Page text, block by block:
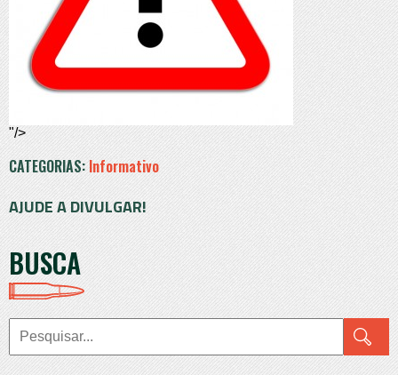
"/>
CATEGORIAS:Informativo
AJUDE A DIVULGAR!
BUSCA